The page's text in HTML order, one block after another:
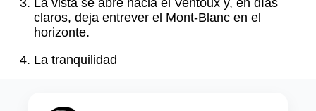
claros, deja entrever el Mont-Blanc en el
horizonte.
La tranquilidad